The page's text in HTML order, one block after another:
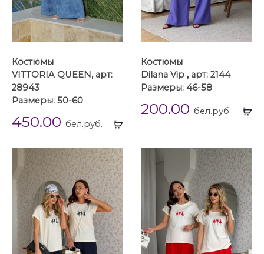
Выбрать
Костюмы
VITTORIA QUEEN, арт:
28943
Размеры: 50-60
450.00 бел.руб.
Костюмы
Dilana Vip , арт: 2144
Размеры: 46-58
200.00 бел.руб.